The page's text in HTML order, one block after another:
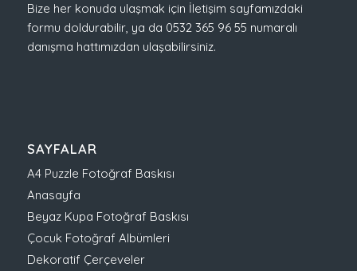
Bize her konuda ulaşmak için İletişim sayfamızdaki
formu doldurabilir, ya da 0532 365 96 55 numaralı
danışma hattımızdan ulaşabilirsiniz.
SAYFALAR
A4 Puzzle Fotoğraf Baskısı
Anasayfa
Beyaz Kupa Fotoğraf Baskısı
Çocuk Fotoğraf Albümleri
Dekoratif Çerçeveler